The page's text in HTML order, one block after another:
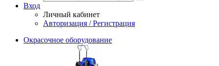
Вход
Личный кабинет
Авторизация / Регистрация
Окрасочное оборудование